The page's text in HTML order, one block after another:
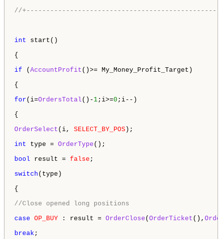
//
int start()
{
if ( AccountProfit ()>= My_Money_Profit_Target)
{
for (i=OrdersTotal ()- 1;i>=0 ;i--)
{
OrderSelect (i, SELECT_BY_POS );
int type = OrderType ();
bool result = false ;
switch (type)
{
//Close opened long positions
case OP_BUY : result = OrderClose ( OrderTicket (),
break ;